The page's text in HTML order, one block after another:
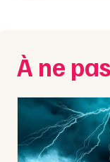
Sports
Soirées
Sorties famille
Paris
Strasbourg
Toulouse
Toutes les villes
À ne